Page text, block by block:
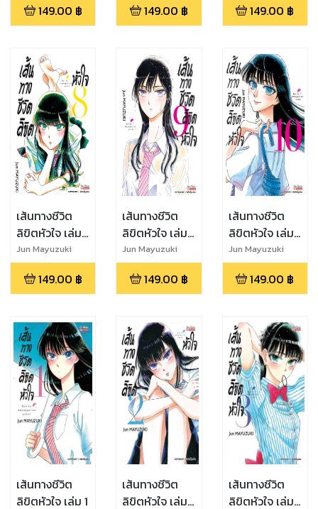
149.00 ฿ 149.00 ฿ 149.00 ฿
เส้นทางชีวิต
ลิขิตหัวใจ เล่ม
8
Jun Mayuzuki
149.00 ฿
เส้นทางชีวิต
ลิขิตหัวใจ เล่ม
9
Jun Mayuzuki
149.00 ฿
เส้นทางชีวิต
ลิขิตหัวใจ เล่ม
10 (จบ)
Jun Mayuzuki
149.00 ฿
เส้นทางชีวิต
ลิขิตหัวใจ เล่ม 1
เส้นทางชีวิต
ลิขิตหัวใจ เล่ม
เส้นทางชีวิต
ลิขิตหัวใจ เล่ม